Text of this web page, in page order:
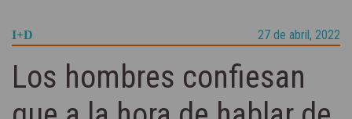
I+D 27 de abril, 2022
Los hombres confiesan